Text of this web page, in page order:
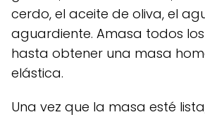
cerdo, el aceite de oliva, el
aguardiente. Amasa todos
hasta obtener una masa
elástica.
Una vez que la masa esté